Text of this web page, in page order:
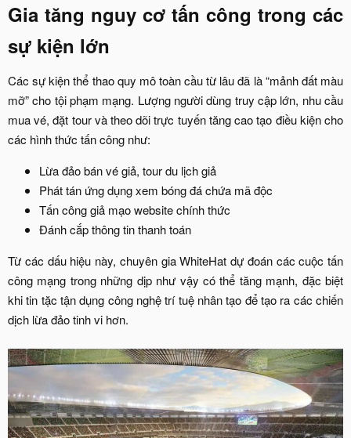
Gia tăng nguy cơ tấn công trong các
sự kiện lớn​
Các sự kiện thể thao quy mô toàn cầu từ lâu đã là “mảnh đất màu
mỡ” cho tội phạm mạng. Lượng người dùng truy cập lớn, nhu cầu
mua vé, đặt tour và theo dõi trực tuyến tăng cao tạo điều kiện cho
các hình thức tấn công như:​
Lừa đảo bán vé giả, tour du lịch giả​
Phát tán ứng dụng xem bóng đá chứa mã độc​
Tấn công giả mạo website chính thức​
Đánh cắp thông tin thanh toán​
Từ các dấu hiệu này, chuyên gia WhiteHat dự đoán các cuộc tấn
công mạng trong những dịp như vậy có thể tăng mạnh, đặc biệt
khi tin tặc tận dụng công nghệ trí tuệ nhân tạo để tạo ra các chiến
dịch lừa đảo tinh vi hơn.​